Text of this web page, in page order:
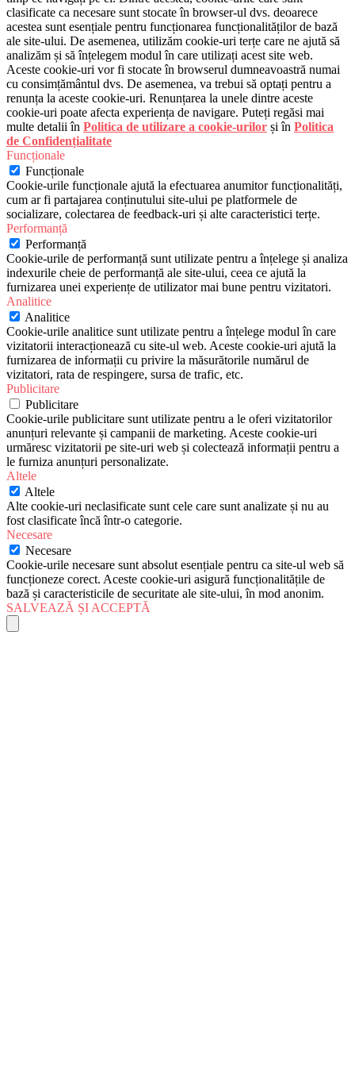
clasificate ca necesare sunt stocate în browser-ul dvs. deoarece
acestea sunt esențiale pentru funcționarea funcționalităților de bază
ale site-ului. De asemenea, utilizăm cookie-uri terțe care ne ajută să
analizăm și să înțelegem modul în care utilizați acest site web.
Aceste cookie-uri vor fi stocate în browserul dumneavoastră numai
cu consimțământul dvs. De asemenea, va trebui să optați pentru a
renunța la aceste cookie-uri. Renunțarea la unele dintre aceste
cookie-uri poate afecta experiența de navigare. Puteți regăsi mai
multe detalii în Politica de utilizare a cookie-urilor și în Politica
de Confidențialitate
Funcționale
Funcționale
Cookie-urile funcționale ajută la efectuarea anumitor funcționalități,
cum ar fi partajarea conținutului site-ului pe platformele de
socializare, colectarea de feedback-uri și alte caracteristici terțe.
Performanță
Performanță
Cookie-urile de performanță sunt utilizate pentru a înțelege și analiza
indexurile cheie de performanță ale site-ului, ceea ce ajută la
furnizarea unei experiențe de utilizator mai bune pentru vizitatori.
Analitice
Analitice
Cookie-urile analitice sunt utilizate pentru a înțelege modul în care
vizitatorii interacționează cu site-ul web. Aceste cookie-uri ajută la
furnizarea de informații cu privire la măsurătorile numărul de
vizitatori, rata de respingere, sursa de trafic, etc.
Publicitare
Publicitare
Cookie-urile publicitare sunt utilizate pentru a le oferi vizitatorilor
anunțuri relevante și campanii de marketing. Aceste cookie-uri
urmăresc vizitatorii pe site-uri web și colectează informații pentru a
le furniza anunțuri personalizate.
Altele
Altele
Alte cookie-uri neclasificate sunt cele care sunt analizate și nu au
fost clasificate încă într-o categorie.
Necesare
Necesare
Cookie-urile necesare sunt absolut esențiale pentru ca site-ul web să
funcționeze corect. Aceste cookie-uri asigură funcționalitățile de
bază și caracteristicile de securitate ale site-ului, în mod anonim.
SALVEAZĂ ȘI ACCEPTĂ